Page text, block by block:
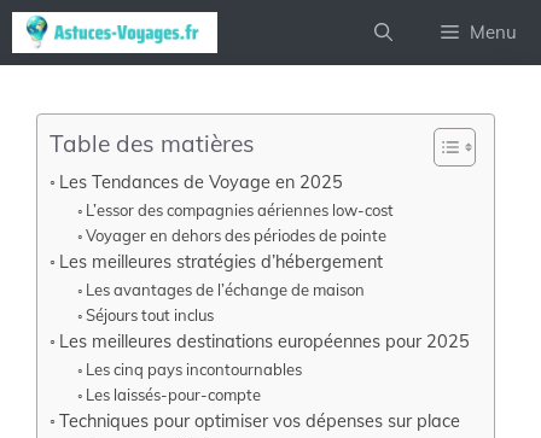
Aller
au
Menu
Table des matières
Les Tendances de Voyage en 2025
L’essor des compagnies aériennes low-cost
Voyager en dehors des périodes de pointe
Les meilleures stratégies d’hébergement
Les avantages de l’échange de maison
Séjours tout inclus
Les meilleures destinations européennes pour 2025
Les cinq pays incontournables
Les laissés-pour-compte
Techniques pour optimiser vos dépenses sur place